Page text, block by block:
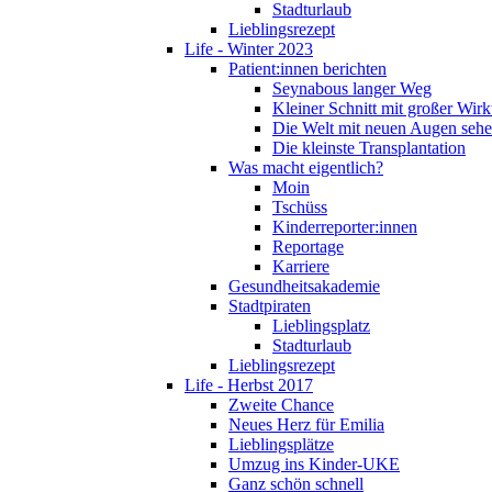
Stadturlaub
Lieblingsrezept
Life - Winter 2023
Patient:innen berichten
Seynabous langer Weg
Kleiner Schnitt mit großer
Die Welt mit neuen Augen
Die kleinste Transplantation
Was macht eigentlich?
Moin
Tschüss
Kinderreporter:innen
Reportage
Karriere
Gesundheitsakademie
Stadtpiraten
Lieblingsplatz
Stadturlaub
Lieblingsrezept
Life - Herbst 2017
Zweite Chance
Neues Herz für Emilia
Lieblingsplätze
Umzug ins Kinder-UKE
Ganz schön schnell